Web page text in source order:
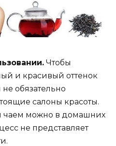
Чтобы
и красивый оттенок
не обязательно
салоны красоты.
чаем можно в домашних
не представляет